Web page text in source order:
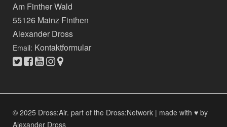
Am Finther Wald
55126 Mainz Finthen
Alexander Dross
Email: Kontaktformular
© 2025 Dross:Air. part of the Dross:Network | made with ♥ by
Alexander Dross